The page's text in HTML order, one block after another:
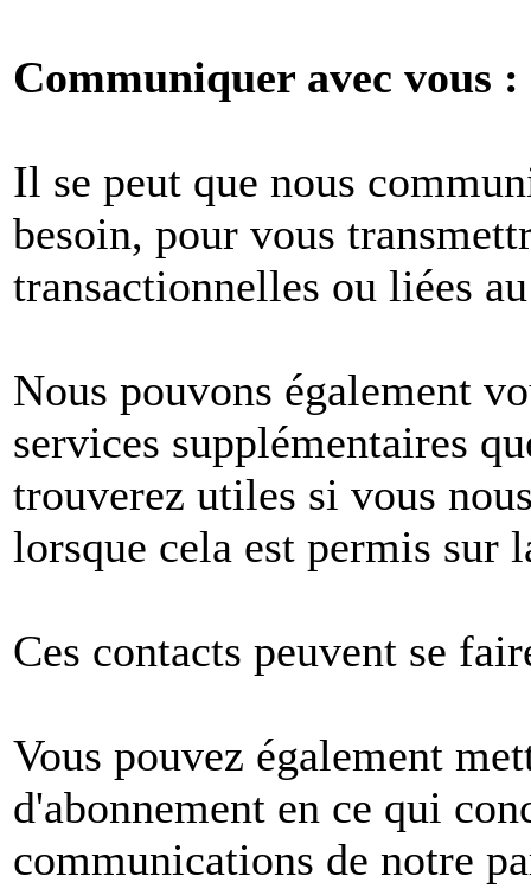
Communiquer avec vous :
Il se peut que nous
besoin, pour vous
transactionnelles ou liées
Nous pouvons également
services supplémentaires
trouverez utiles si vous
lorsque cela est permis sur
Ces contacts peuvent se
Vous pouvez également
d'abonnement en ce qui
communications de notre